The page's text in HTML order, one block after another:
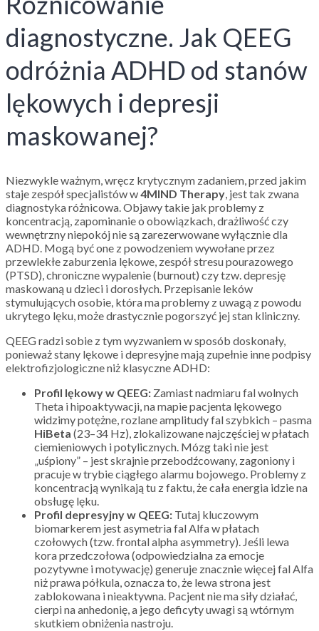
diagnostyczne. Jak QEEG
odróżnia ADHD od stanów
lękowych i depresji
maskowanej?
Niezwykle ważnym, wręcz krytycznym zadaniem, przed jakim
staje zespół specjalistów w4MIND Therapy, jest tak zwana
diagnostyka różnicowa. Objawy takie jak problemy z
koncentracją, zapominanie o obowiązkach, drażliwość czy
wewnętrzny niepokój nie są zarezerwowane wyłącznie dla
ADHD. Mogą być one z powodzeniem wywołane przez
przewlekłe zaburzenia lękowe, zespół stresu pourazowego
(PTSD), chroniczne wypalenie (burnout) czy tzw. depresję
maskowaną u dzieci i dorosłych. Przepisanie leków
stymulujących osobie, która ma problemy z uwagą z powodu
ukrytego lęku, może drastycznie pogorszyć jej stan kliniczny.
QEEG radzi sobie z tym wyzwaniem w sposób doskonały,
ponieważ stany lękowe i depresyjne mają zupełnie inne podpisy
elektrofizjologiczne niż klasyczne ADHD:
Profil lękowy w QEEG: Zamiast nadmiaru fal wolnych
Theta i hipoaktywacji, na mapie pacjenta lękowego
widzimy potężne, rozlane amplitudy fal szybkich – pasma
HiBeta (23–34 Hz), zlokalizowane najczęściej w płatach
ciemieniowych i potylicznych. Mózg taki nie jest
„uśpiony” – jest skrajnie przebodźcowany, zagoniony i
pracuje w trybie ciągłego alarmu bojowego. Problemy z
koncentracją wynikają tu z faktu, że cała energia idzie na
obsługę lęku.
Profil depresyjny w QEEG: Tutaj kluczowym
biomarkerem jest asymetria fal Alfa w płatach
czołowych (tzw. frontal alpha asymmetry). Jeśli lewa
kora przedczołowa (odpowiedzialna za emocje
pozytywne i motywację) generuje znacznie więcej fal Alfa
niż prawa półkula, oznacza to, że lewa strona jest
zablokowana i nieaktywna. Pacjent nie ma siły działać,
cierpi na anhedonię, a jego deficyty uwagi są wtórnym
skutkiem obniżenia nastroju.